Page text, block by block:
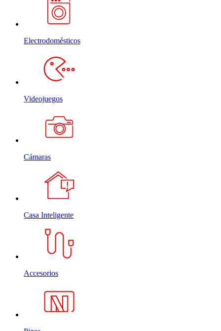
Electrodomésticos
Videojuegos
Cámaras
Casa Inteligente
Accesorios